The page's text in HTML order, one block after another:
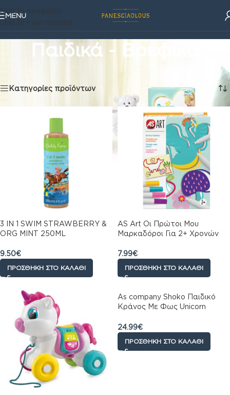
Skip to navigation
Skip to main content
MENU
Παιδικά - Βρεφικά
Βλέπετε 1–16 από 264 αποτελέσματα
Κατηγορίες προϊόντων
3 IN 1 SWIM STRAWBERRY &
ORG MINT 250ML
9.50€
ΠΡΟΣΘΉΚΗ ΣΤΟ ΚΑΛΆΘΙ
AS Art Οι Πρώτοι Μου
Μαρκαδόροι Για 2+ Χρονών
7.99€
ΠΡΟΣΘΉΚΗ ΣΤΟ ΚΑΛΆΘΙ
As company Shoko Παιδικό
Κράνος Με Φως Unicorn
24.99€
ΠΡΟΣΘΉΚΗ ΣΤΟ ΚΑΛΆΘΙ